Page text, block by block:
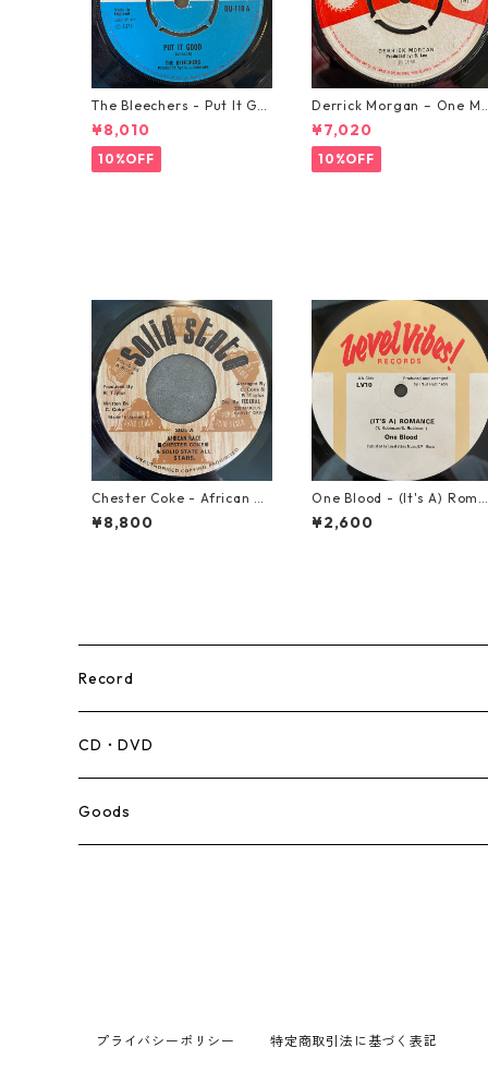
The Bleechers - Put It Go
od 【7-21637】
¥8,010
10%OFF
Derrick Morgan – One
rning In May【7-21653】
¥7,020
10%OFF
Chester Coke - African Ra
ce【7-21819】
¥8,800
One Blood - (It's A) Roma
nce【12-50054】
¥2,600
Record
Mento,Calypso,Ballad
Ska
CD・DVD
Goods
プライバシーポリシー 特定商取引法に基づく表記